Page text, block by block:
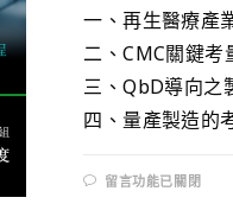
一、再生醫療產
二、CMC關鍵考
三、QbD導向之
四、量產製造的
留言功能已關閉